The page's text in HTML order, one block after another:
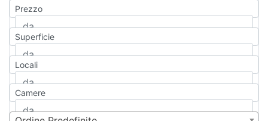
Qualsiasi
Appartamento
Casa indipendente
Casa Semi-indipendente
Attico/Mansarda
Rustico/Casale
Camera d'Albergo
Prezzo
Superficie
Locali
Camere